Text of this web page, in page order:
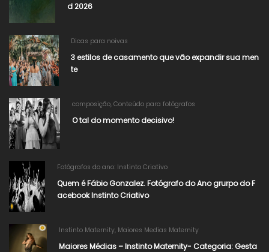
d 2026
Dicas para noivas
3 estilos de casamento que vão expandir sua men
te
composição, Conteúdo para fotógrafos
O tal do momento decisivo!
Fotógrafos do ano: Instinto Criativo
Quem é Fábio Gonzalez. Fotógrafo do Ano grurpo do F
acebook Instinto Criativo
Instinto Maternity, Maiores Medias Maternity
Maiores Médias – Instinto Maternity- Categoria: Gesta